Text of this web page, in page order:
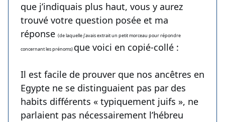
que j’indiquais plus haut, vous y aurez
trouvé votre question posée et ma
réponse (de laquelle j’avais extrait un petit morceau pour répondre
concernant les prénoms) que voici en copié-collé :
Il est facile de prouver que nos ancêtres en
Egypte ne se distinguaient pas par des
habits différents « typiquement juifs », ne
parlaient pas nécessairement l’hébreu